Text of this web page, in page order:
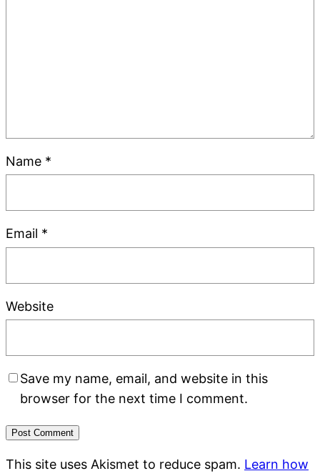
Name *
Email *
Website
Save my name, email, and website in this
browser for the next time I comment.
This site uses Akismet to reduce spam. Learn how